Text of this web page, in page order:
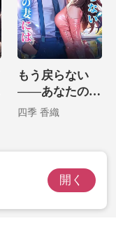
もう戻らない
――あなたの妻
には
四季 香織
開く